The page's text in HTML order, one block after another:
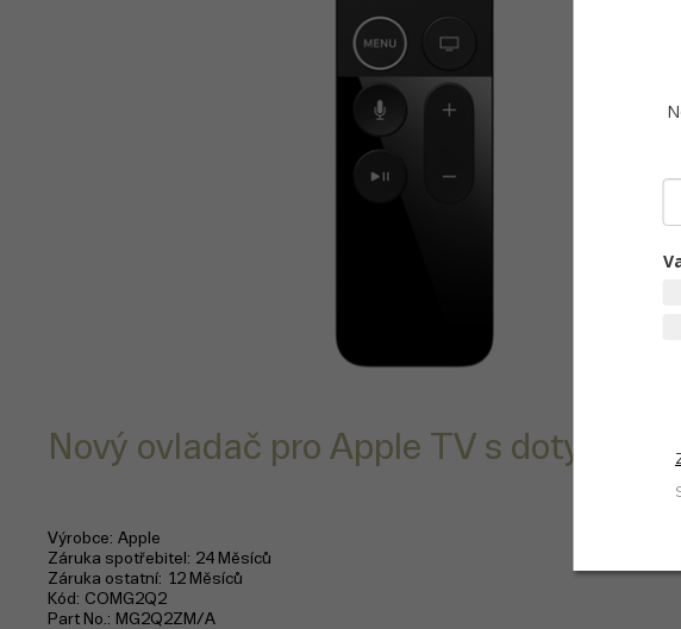
Nový ovladač pro Apple TV s
Výrobce Apple
Záruka spotřebitel
24 Měsíců
Záruka ostatní 12 Měsíců
Kód
COMG2Q2
Part No.
MG2Q2ZM/A